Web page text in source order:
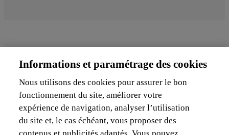
Informations et paramétrage des cookies
Nous utilisons des cookies pour assurer le bon
fonctionnement du site, améliorer votre
expérience de navigation, analyser l’utilisation
du site et, le cas échéant, vous proposer des